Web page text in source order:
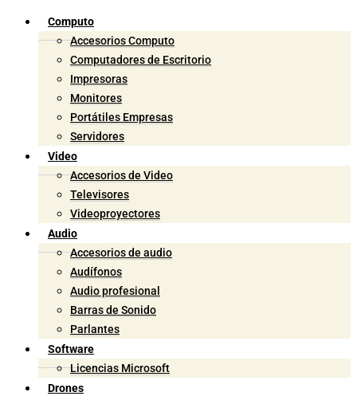
Computo
Accesorios Computo
Computadores de Escritorio
Impresoras
Monitores
Portátiles Empresas
Servidores
Video
Accesorios de Video
Televisores
Videoproyectores
Audio
Accesorios de audio
Audífonos
Audio profesional
Barras de Sonido
Parlantes
Software
Licencias Microsoft
Drones